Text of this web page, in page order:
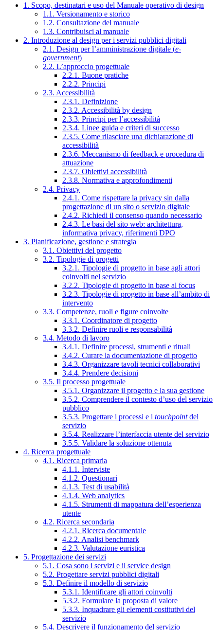
1. Scopo, destinatari e uso del Manuale operativo di design
1.1. Versionamento e storico
1.2. Consultazione del manuale
1.3. Contribuisci al manuale
2. Introduzione al design per i servizi pubblici digitali
2.1. Design per l’amministrazione digitale (e-
government)
2.2. L’approccio progettuale
2.2.1. Buone pratiche
2.2.2. Principi
2.3. Accessibilità
2.3.1. Definizione
2.3.2. Accessibilità by design
2.3.3. Principi per l’accessibilità
2.3.4. Linee guida e criteri di successo
2.3.5. Come rilasciare una dichiarazione di
accessibilità
2.3.6. Meccanismo di feedback e procedura di
attuazione
2.3.7. Obiettivi accessibilità
2.3.8. Normativa e approfondimenti
2.4. Privacy
2.4.1. Come rispettare la privacy sin dalla
progettazione di un sito o servizio digitale
2.4.2. Richiedi il consenso quando necessario
2.4.3. Le basi del sito web: architettura,
informativa privacy, riferimenti DPO
3. Pianificazione, gestione e strategia
3.1. Obiettivi del progetto
3.2. Tipologie di progetti
3.2.1. Tipologie di progetto in base agli attori
coinvolti nel servizio
3.2.2. Tipologie di progetto in base al focus
3.2.3. Tipologie di progetto in base all’ambito di
intervento
3.3. Competenze, ruoli e figure coinvolte
3.3.1. Coordinatore di progetto
3.3.2. Definire ruoli e responsabilità
3.4. Metodo di lavoro
3.4.1. Definire processi, strumenti e rituali
3.4.2. Curare la documentazione di progetto
3.4.3. Organizzare tavoli tecnici collaborativi
3.4.4. Prendere decisioni
3.5. Il processo progettuale
3.5.1. Organizzare il progetto e la sua gestione
3.5.2. Comprendere il contesto d’uso del servizio
pubblico
3.5.3. Progettare i processi e i touchpointdel
servizio
3.5.4. Realizzare l’interfaccia utente del servizio
3.5.5. Validare la soluzione ottenuta
4. Ricerca progettuale
4.1. Ricerca primaria
4.1.1. Interviste
4.1.2. Questionari
4.1.3. Test di usabilità
4.1.4. Web analytics
4.1.5. Strumenti di mappatura dell’esperienza
utente
4.2. Ricerca secondaria
4.2.1. Ricerca documentale
4.2.2. Analisi benchmark
4.2.3. Valutazione euristica
5. Progettazione dei servizi
5.1. Cosa sono i servizi e il service design
5.2. Progettare servizi pubblici digitali
5.3. Definire il modello di servizio
5.3.1. Identificare gli attori coinvolti
5.3.2. Formulare la proposta di valore
5.3.3. Inquadrare gli elementi costitutivi del
servizio
5.4. Descrivere il funzionamento del servizio